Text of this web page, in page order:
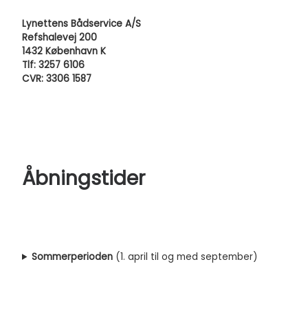
Lynettens Bådservice A/S
Refshalevej 200
1432 København K
Tlf: 3257 6106
CVR: 3306 1587
Åbningstider
Sommerperioden (1. april til og med september)